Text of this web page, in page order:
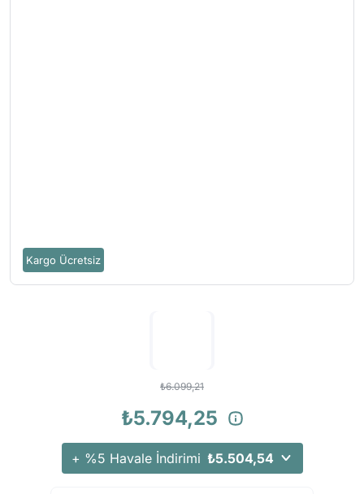
Kargo Ücretsiz
₺6.099,21
₺5.794,25
+ %5 Havale İndirimi ₺5.504,54